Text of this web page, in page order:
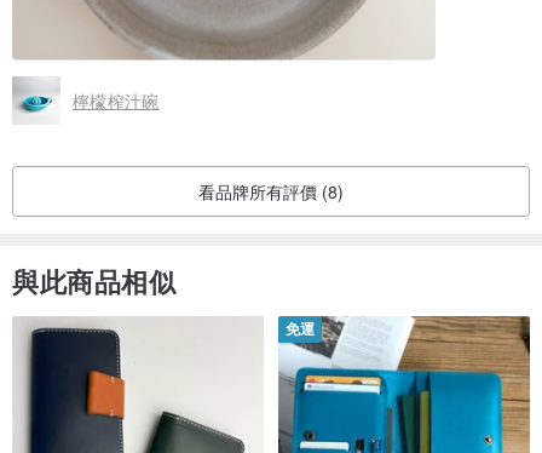
檸檬榨汁碗
看品牌所有評價 (8)
與此商品相似
免運